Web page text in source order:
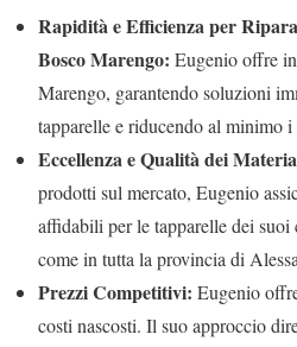
Rapidità e Efficienza per
Bosco Marengo: Eugenio offre
Marengo, garantendo soluzioni
tapparelle e riducendo al minimo
Eccellenza e Qualità dei
prodotti sul mercato, Eugenio
affidabili per le tapparelle dei
come in tutta la provincia di
Prezzi Competitivi: Eugenio
costi nascosti. Il suo approccio